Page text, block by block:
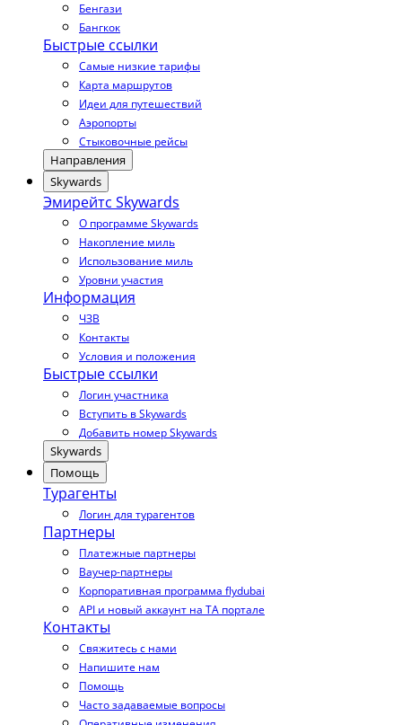
Бенгази
Бангкок
Быстрые ссылки
Самые низкие тарифы
Карта маршрутов
Идеи для путешествий
Аэропорты
Стыковочные рейсы
Направления
Skywards
Эмирейтс Skywards
О программе Skywards
Накопление миль
Использование миль
Уровни участия
Информация
ЧЗВ
Контакты
Условия и положения
Быстрые ссылки
Логин участника
Вступить в Skywards
Добавить номер Skywards
Skywards
Помощь
Турагенты
Логин для турагентов
Партнеры
Платежные партнеры
Ваучер-партнеры
Корпоративная программа flydubai
API и новый аккаунт на TA портале
Контакты
Свяжитесь с нами
Напишите нам
Помощь
Часто задаваемые вопросы